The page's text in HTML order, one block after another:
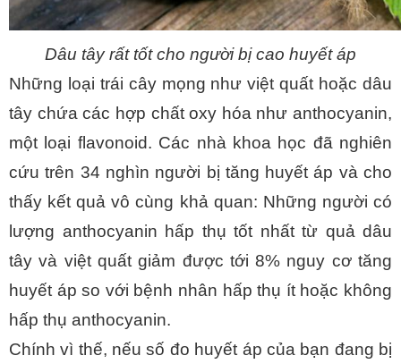
Dâu tây rất tốt cho người bị cao huyết áp
Những loại trái cây mọng như việt quất hoặc dâu
tây chứa các hợp chất oxy hóa như anthocyanin,
một loại flavonoid. Các nhà khoa học đã nghiên
cứu trên 34 nghìn người bị tăng huyết áp và cho
thấy kết quả vô cùng khả quan: Những người có
lượng anthocyanin hấp thụ tốt nhất từ quả dâu
tây và việt quất giảm được tới 8% nguy cơ tăng
huyết áp so với bệnh nhân hấp thụ ít hoặc không
hấp thụ anthocyanin.
Chính vì thế, nếu số đo huyết áp của bạn đang bị